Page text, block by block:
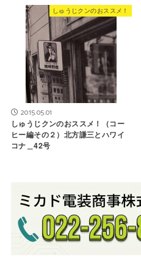
しゅうじクンのおススメ！
2015.05.01
しゅうじクンのおススメ！（コー
ヒー編その２）北方謙三とハワイ
コナ＿42号